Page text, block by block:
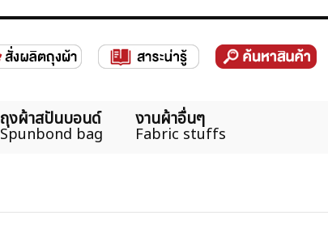
ถุงผ้าสปันบอนด์
Spunbond bag
งานผ้าอื่นๆ
Fabric stuffs